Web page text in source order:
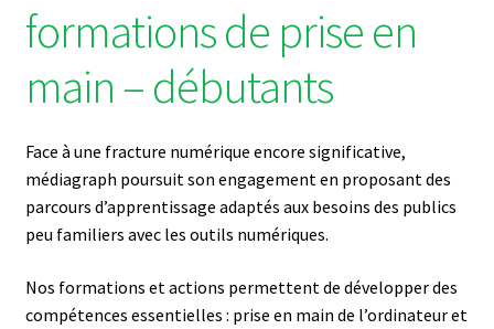
Actualités
« Références »
Sensibilisations
Contact
formations de prise en
main – débutants
Face à une fracture numérique encore significative,
médiagraph poursuit son engagement en proposant des
parcours d’apprentissage adaptés aux besoins des publics
peu familiers avec les outils numériques.
Nos formations et actions permettent de développer des
compétences essentielles : prise en main de l’ordinateur et